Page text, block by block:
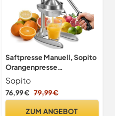
Saftpresse Manuell, Sopito
Orangenpresse
Zitronenpresse
Sopito
76,99 € 79,99 €
ZUM ANGEBOT